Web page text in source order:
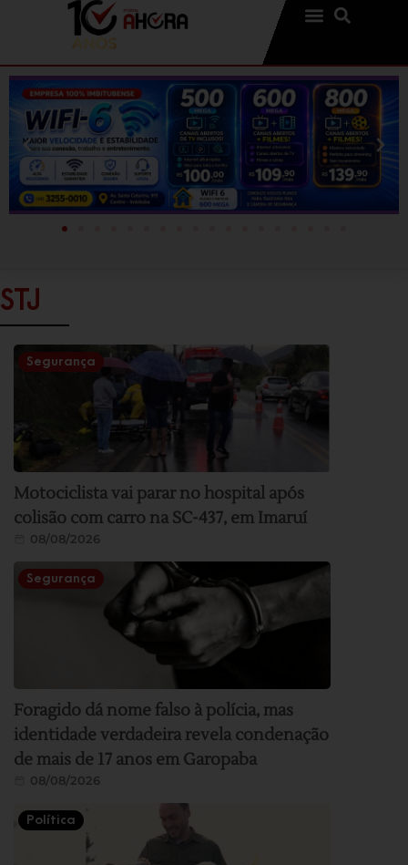
STJ
Segurança
Motociclista vai parar no hospital após
colisão com carro na SC-437, em Imaruí
08/08/2026
Segurança
Foragido dá nome falso à polícia, mas
identidade verdadeira revela condenação
de mais de 17 anos em Garopaba
08/08/2026
Política